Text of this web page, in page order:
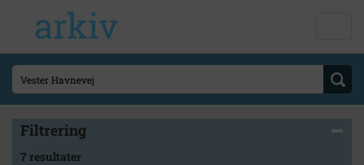
Filtrering
7 resultater